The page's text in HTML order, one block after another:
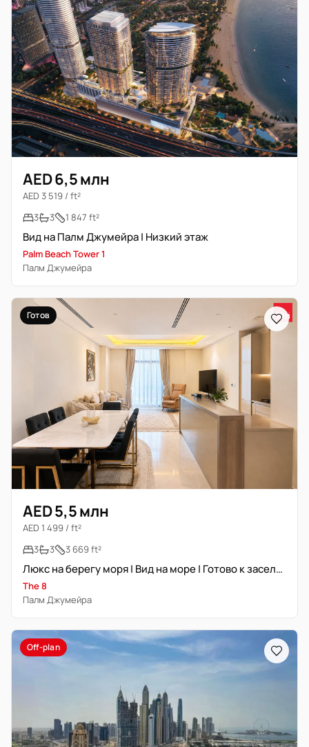
AED 6,5 млн
AED 3 519 / ft²
3
3 1 847 ft²
Вид на Палм Джумейра | Низкий этаж
Palm Beach Tower 1
Палм Джумейра
Готов
AED 5,5 млн
AED 1 499 / ft²
3
3 3 669 ft²
Люкс на берегу моря | Вид на море | Готово к заселению
The 8
Палм Джумейра
Off-plan